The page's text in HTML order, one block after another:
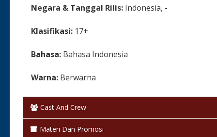
Negara & Tanggal Rilis: Indonesia, -
Klasifikasi: 17+
Bahasa: Bahasa Indonesia
Warna: Berwarna
Status:Selesai / Rilis
Cast And Crew
Materi Dan Promosi